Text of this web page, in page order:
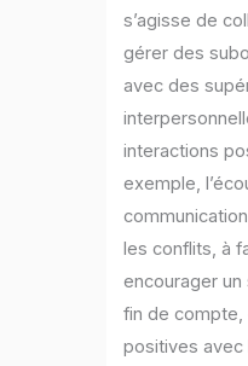
s’agisse de
gérer des
avec des
interactions
exemple,
les conflits, à
encourager un
fin de compte,
positives